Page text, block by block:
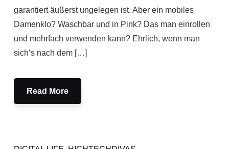
garantiert äußerst ungelegen ist. Aber ein mobiles
Damenklo? Waschbar und in Pink? Das man einrollen
und mehrfach verwenden kann? Ehrlich, wenn man
sich’s nach dem […]
Read More